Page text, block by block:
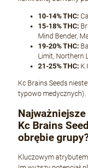
10-14% THC:
15-18% THC:
Mind Bender,
19-20% THC:
Limit, Northern
21-25% THC:
Kc Brains Seeds
typowo medycznych).
Kc Brains
obrębie
Kluczowym